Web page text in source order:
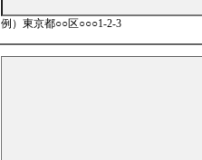
例）東京都○○区○○○1-2-3